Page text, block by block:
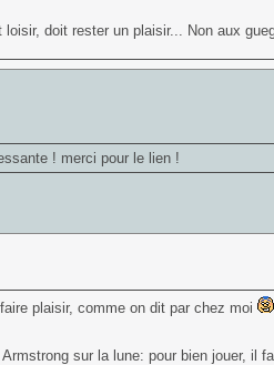
doit rester un plaisir... Non aux
! merci pour le lien !
plaisir, comme on dit par chez moi
sur la lune: pour bien jouer, il